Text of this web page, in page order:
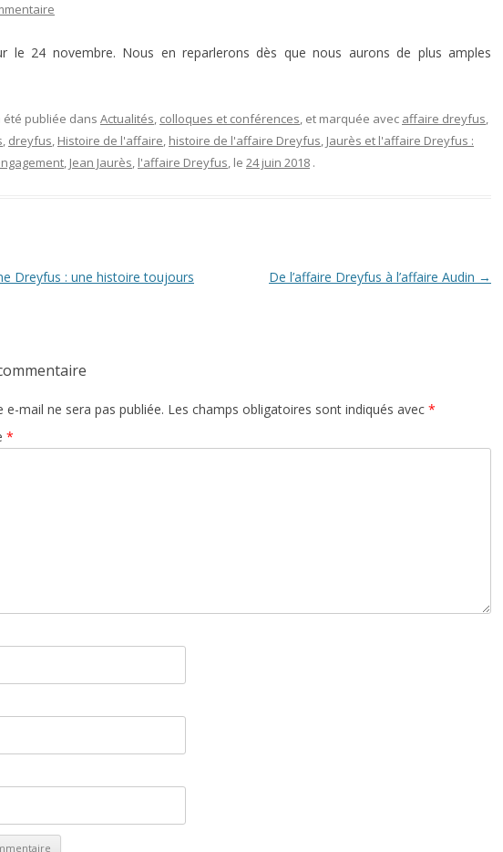
ARTICLES UNIVERSITAIRES
L’AFFAIRE DREYFUS EN BANDES
PARLEMENTAIRES FRANÇAIS DE
LIGNE
2020
2025
le 24 novembre. Nous en reparlerons dès que nous aurons de plus amples
été publiée dans Actualités, colloques et conférences, et marquée avec affaire dreyfus,
, dreyfus, Histoire de l'affaire, histoire de l'affaire Dreyfus, Jaurès et l'affaire Dreyfus :
, Jean Jaurès, l'affaire Dreyfus, le 24 juin 2018 .
Dreyfus : une histoire toujours
De l’affaire Dreyfus à l’affaire Audin →
e-mail ne sera pas publiée. Les champs obligatoires sont indiqués avec *
*